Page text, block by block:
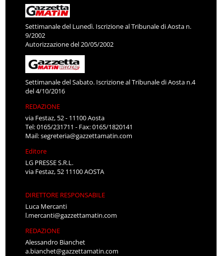
Settimanale del Lunedì. Iscrizione al Tribunale di Aosta n.
9/2002
Autorizzazione del 20/05/2002
Settimanale del Sabato. Iscrizione al Tribunale di Aosta n.4
del 4/10/2016
REDAZIONE
via Festaz, 52 - 11100 Aosta
Tel: 0165/231711 - Fax: 0165/1820141
Mail:segreteria@gazzettamatin.com
Editore
LG PRESSE S.R.L.
via Festaz, 52 11100 AOSTA
DIRETTORE RESPONSABILE
Luca Mercanti
l.mercanti@gazzettamatin.com
REDAZIONE
Alessandro Bianchet
a.bianchet@gazzettamatin.com